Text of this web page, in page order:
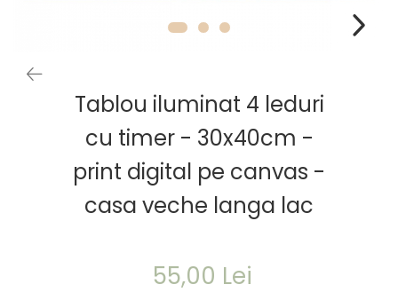
Tablou iluminat 4 leduri
cu timer - 30x40cm -
print digital pe canvas -
casa veche langa lac
55,00 Lei